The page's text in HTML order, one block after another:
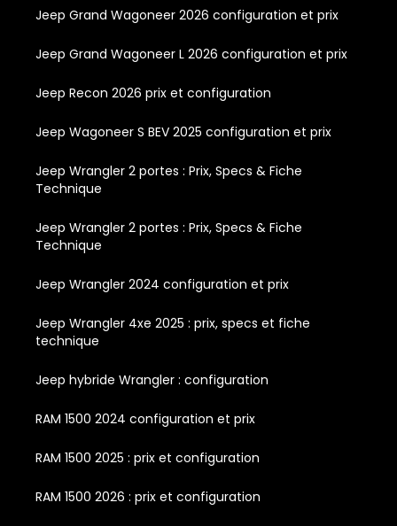
Jeep Grand Wagoneer 2026 configuration et prix
Jeep Grand Wagoneer L 2026 configuration et prix
Jeep Recon 2026 prix et configuration
Jeep Wagoneer S BEV 2025 configuration et prix
Jeep Wrangler 2 portes : Prix, Specs & Fiche
Technique
Jeep Wrangler 2 portes : Prix, Specs & Fiche
Technique
Jeep Wrangler 2024 configuration et prix
Jeep Wrangler 4xe 2025 : prix, specs et fiche
technique
Jeep hybride Wrangler : configuration
RAM 1500 2024 configuration et prix
RAM 1500 2025 : prix et configuration
RAM 1500 2026 : prix et configuration